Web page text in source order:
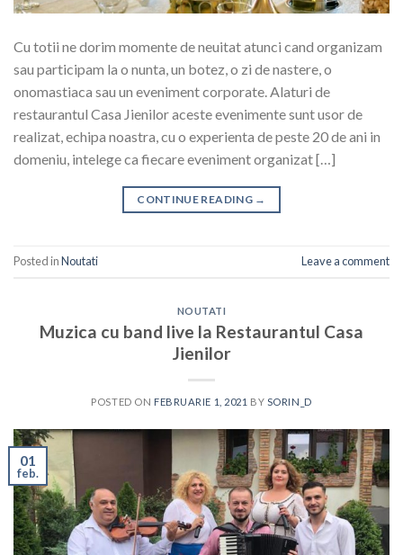
Cu totii ne dorim momente de neuitat atunci cand organizam
sau participam la o nunta, un botez, o zi de nastere, o
onomastiaca sau un eveniment corporate. Alaturi de
restaurantul Casa Jienilor aceste evenimente sunt usor de
realizat, echipa noastra, cu o experienta de peste 20 de ani in
domeniu, intelege ca fiecare eveniment organizat […]
CONTINUE READING →
Posted inNoutati Leave a comment
NOUTATI
Muzica cu band live la Restaurantul Casa
Jienilor
POSTED ON FEBRUARIE 1, 2021 BY SORIN_D
01
feb.